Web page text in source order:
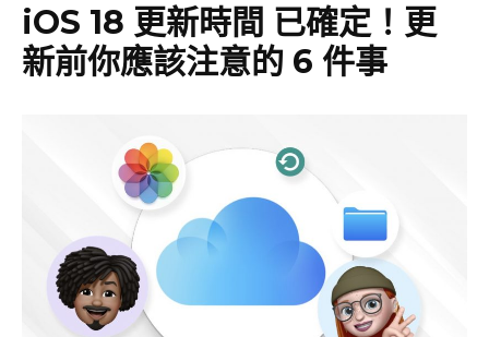
iOS 18 更新時間 已確定！更
新前你應該注意的 6 件事